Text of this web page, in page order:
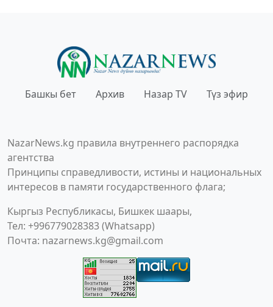
Башкы бет Архив Назар TV Түз эфир
NazarNews.kg правила внутреннего распорядка
агентства
Принципы справедливости, истины и национальных
интересов в памяти государственного флага;
Кыргыз Республикасы, Бишкек шаары,
Тел: +996779028383 (Whatsapp)
Почта: nazarnews.kg@gmail.com